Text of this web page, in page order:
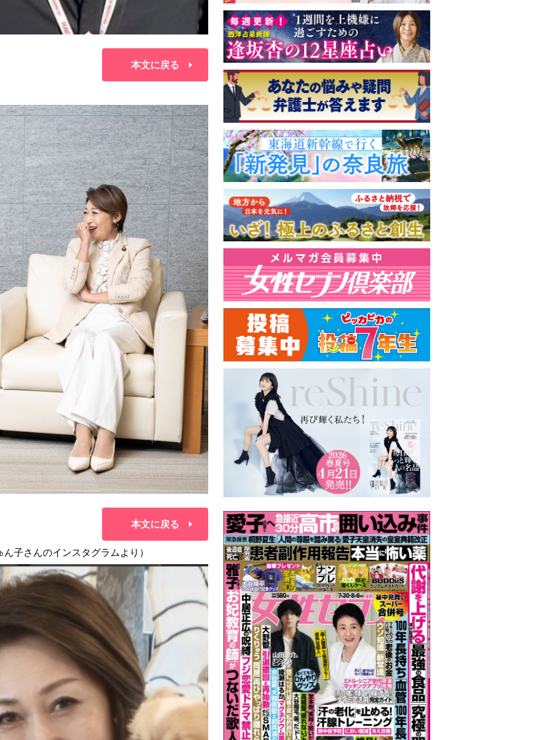
本文に戻る
本文に戻る
子さんのインスタグラムより）